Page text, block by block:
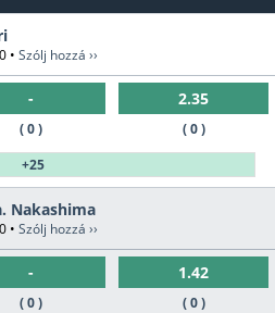
• Szólj hozzá ››
-
( 0 )
2.35
( 0 )
+25
Nakashima
• Szólj hozzá ››
-
( 0 )
1.42
( 0 )